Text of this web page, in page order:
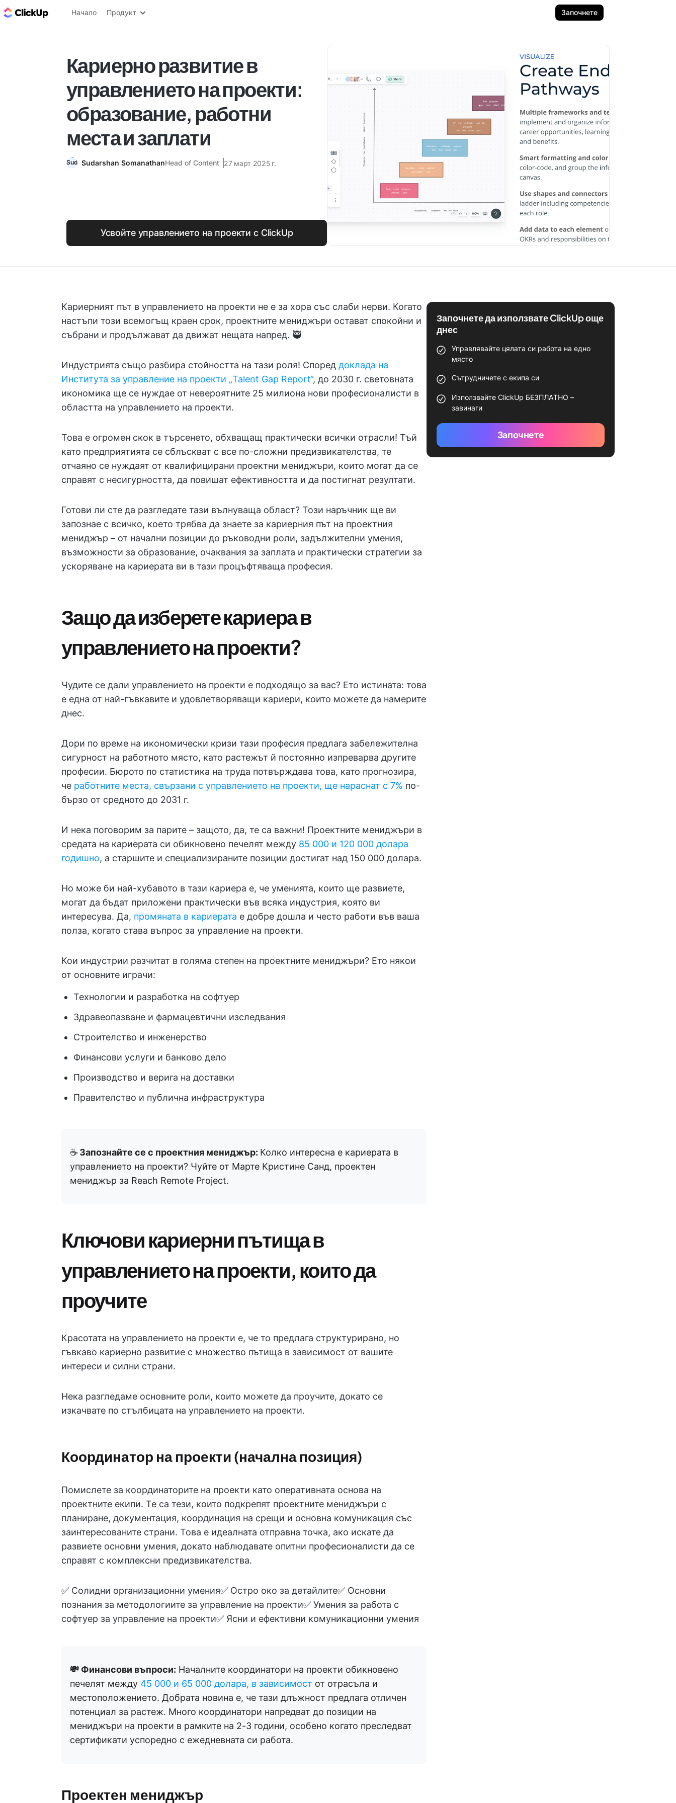
ClickUp блог
Начало Продукт Започнете
Кариерно развитие в
управлението на проекти:
образование, работни
места и заплати
Sudarshan SomanathanHead of Content 27 март 2025 г.
Усвойте управлението на проекти с ClickUp
Кариерният път в управлението на проекти не е за хора със слаби нерви. Когато
настъпи този всемогъщ краен срок, проектните мениджъри остават спокойни и
събрани и продължават да движат нещата напред. 🥷
Индустрията също разбира стойността на тази роля! Според доклада на
Института за управление на проекти „Talent Gap Report“, до 2030 г. световната
икономика ще се нуждае от невероятните 25 милиона нови професионалисти в
областта на управлението на проекти.
Това е огромен скок в търсенето, обхващащ практически всички отрасли! Тъй
като предприятията се сблъскват с все по-сложни предизвикателства, те
отчаяно се нуждаят от квалифицирани проектни мениджъри, които могат да се
справят с несигурността, да повишат ефективността и да постигнат резултати.
Готови ли сте да разгледате тази вълнуваща област? Този наръчник ще ви
запознае с всичко, което трябва да знаете за кариерния път на проектния
мениджър – от начални позиции до ръководни роли, задължителни умения,
възможности за образование, очаквания за заплата и практически стратегии за
ускоряване на кариерата ви в тази процъфтяваща професия.
Защо да изберете кариера в
управлението на проекти?
Чудите се дали управлението на проекти е подходящо за вас? Ето истината: това
е една от най-гъвкавите и удовлетворяващи кариери, които можете да намерите
днес.
Дори по време на икономически кризи тази професия предлага забележителна
сигурност на работното място, като растежът й постоянно изпреварва другите
професии. Бюрото по статистика на труда потвърждава това, като прогнозира,
че работните места, свързани с управлението на проекти, ще нараснат с 7% по-
бързо от средното до 2031 г.
И нека поговорим за парите – защото, да, те са важни! Проектните мениджъри в
средата на кариерата си обикновено печелят между 85 000 и 120 000 долара
годишно, а старшите и специализираните позиции достигат над 150 000 долара.
Но може би най-хубавото в тази кариера е, че уменията, които ще развиете,
могат да бъдат приложени практически във всяка индустрия, която ви
интересува. Да, промяната в кариерата е добре дошла и често работи във ваша
полза, когато става въпрос за управление на проекти.
Кои индустрии разчитат в голяма степен на проектните мениджъри? Ето някои
от основните играчи:
Технологии и разработка на софтуер
Здравеопазване и фармацевтични изследвания
Строителство и инженерство
Финансови услуги и банково дело
Производство и верига на доставки
Правителство и публична инфраструктура
☕️ Запознайте се с проектния мениджър: Колко интересна е кариерата в
управлението на проекти? Чуйте от Марте Кристине Санд, проектен
мениджър за Reach Remote Project.
Ключови кариерни пътища в
управлението на проекти, които да
проучите
Красотата на управлението на проекти е, че то предлага структурирано, но
гъвкаво кариерно развитие с множество пътища в зависимост от вашите
интереси и силни страни.
Нека разгледаме основните роли, които можете да проучите, докато се
изкачвате по стълбицата на управлението на проекти.
Координатор на проекти (начална позиция)
Помислете за координаторите на проекти като оперативната основа на
проектните екипи. Те са тези, които подкрепят проектните мениджъри с
планиране, документация, координация на срещи и основна комуникация със
заинтересованите страни. Това е идеалната отправна точка, ако искате да
развиете основни умения, докато наблюдавате опитни професионалисти да се
справят с комплексни предизвикателства.
✅ Солидни организационни умения✅ Остро око за детайлите✅ Основни
познания за методологиите за управление на проекти✅ Умения за работа с
софтуер за управление на проекти✅ Ясни и ефективни комуникационни умения
💸 Финансови въпроси: Началните координатори на проекти обикновено
печелят между 45 000 и 65 000 долара, в зависимост от отрасъла и
местоположението. Добрата новина е, че тази длъжност предлага отличен
потенциал за растеж. Много координатори напредват до позиции на
мениджъри на проекти в рамките на 2-3 години, особено когато преследват
сертификати успоредно с ежедневната си работа.
Проектен мениджър
Започнете да използвате ClickUp още
днес
Управлявайте цялата си работа на едно
място
Сътрудничете с екипа си
Използвайте ClickUp БЕЗПЛАТНО –
завинаги
Започнете